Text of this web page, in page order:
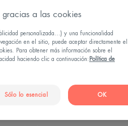
Bronceado natural,
gracias a las cookies
personalizada...) y una funcionalidad
en el sitio, puede aceptar directamente el
Para obtener más información sobre el
haciendo clic a continuación: Política de
Sólo lo esencial OK